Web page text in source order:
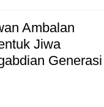
Ambalan
Jiwa
Generasi